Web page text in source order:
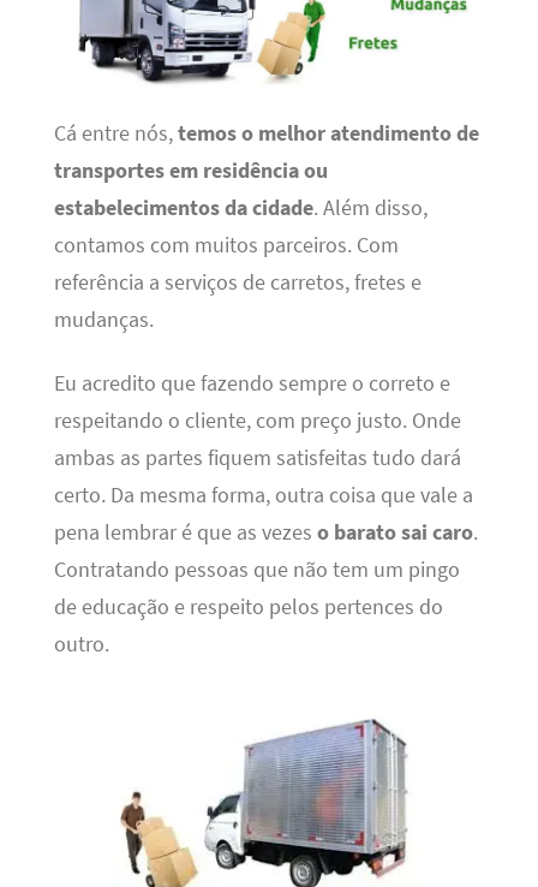
Cá entre nós,temos o melhor atendimento de
transportes em residência ou
estabelecimentos da cidade. Além disso,
contamos com muitos parceiros. Com
referência a serviços de carretos, fretes e
mudanças.
Eu acredito que fazendo sempre o correto e
respeitando o cliente, com preço justo. Onde
ambas as partes fiquem satisfeitas tudo dará
certo. Da mesma forma, outra coisa que vale a
pena lembrar é que as vezes o barato sai caro.
Contratando pessoas que não tem um pingo
de educação e respeito pelos pertences do
outro.